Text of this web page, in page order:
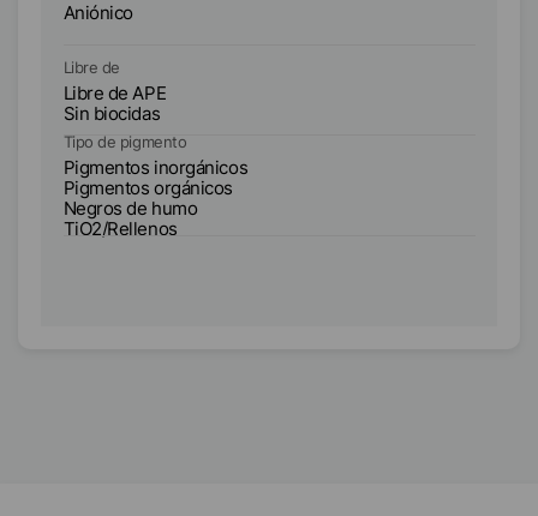
Aniónico
Libre de
Libre de APE
Sin biocidas
Tipo de pigmento
Pigmentos inorgánicos
Pigmentos orgánicos
Negros de humo
TiO2/Rellenos